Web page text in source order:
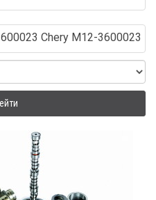
Chery M12-3600023